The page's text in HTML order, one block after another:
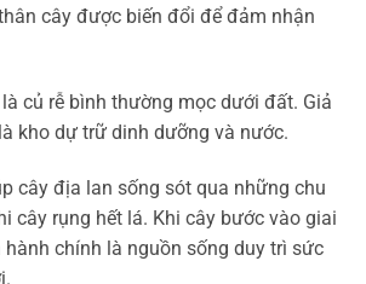
cây được biến đổi để đảm nhận
củ rễ bình thường mọc dưới đất. Giả
kho dự trữ dinh dưỡng và nước.
cây địa lan sống sót qua những chu
cây rụng hết lá. Khi cây bước vào giai
chính là nguồn sống duy trì sức